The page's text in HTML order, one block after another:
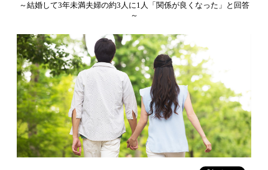
～結婚して3年未満夫婦の約3人に1人「関係が良くなった」と回答
～